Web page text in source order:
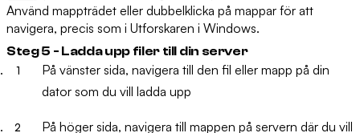
Använd mappträdet eller dubbelklicka på mappar för att
navigera, precis som i Utforskaren i Windows.
Steg 5 - Ladda upp filer till din server
På vänster sida, navigera till den fil eller mapp på din
dator som du vill ladda upp
På höger sida, navigera till mappen på servern där du vill